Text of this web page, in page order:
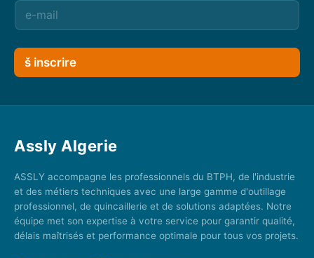
š inscrire
Assly Algerie
ASSLY accompagne les professionnels du BTPH, de l'industrie
et des métiers techniques avec une large gamme d'outillage
professionnel, de quincaillerie et de solutions adaptées. Notre
équipe met son expertise à votre service pour garantir qualité,
délais maîtrisés et performance optimale pour tous vos projets.